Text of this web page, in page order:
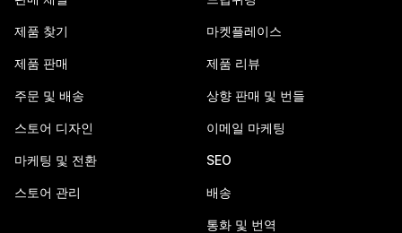
제품 찾기
제품 판매
주문 및 배송
스토어 디자인
마케팅 및 전환
스토어 관리
마켓플레이스
제품 리뷰
상향 판매 및 번들
이메일 마케팅
SEO
배송
통화 및 번역